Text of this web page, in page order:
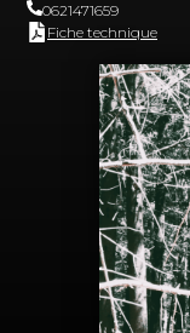
0621471659
Fiche technique